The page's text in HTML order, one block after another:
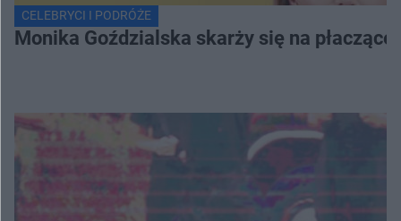
CELEBRYCI I PODRÓŻE
Monika Goździalska skarży się na